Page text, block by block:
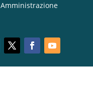
Amministrazione